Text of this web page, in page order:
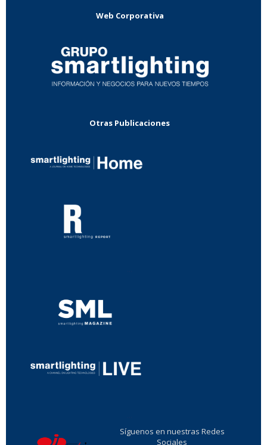
Web Corporativa
Otras Publicaciones
Síguenos en nuestras Redes
Sociales